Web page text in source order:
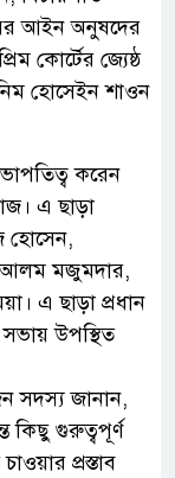
আইন অনুষদের
কোর্টের জ্যেষ্ঠ
হোসেইন শাওন
করেন
এ ছাড়া
হোসেন,
আলম মজুমদার,
এ ছাড়া প্রধান
উপস্থিত
সদস্য জানান,
কিছু গুরুত্বপূর্ণ
প্রস্তাব